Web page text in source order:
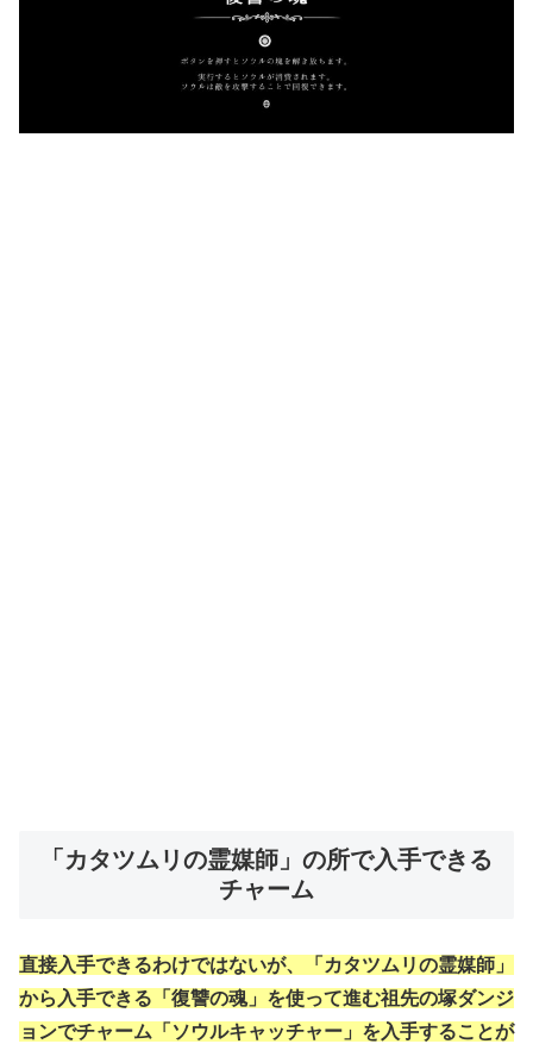
「カタツムリの霊媒師」の所で入手できる
チャーム
直接入手できるわけではないが、「カタツムリの霊媒師」
から入手できる「復讐の魂」を使って進む祖先の塚ダンジ
ョンでチャーム「ソウルキャッチャー」を入手することが